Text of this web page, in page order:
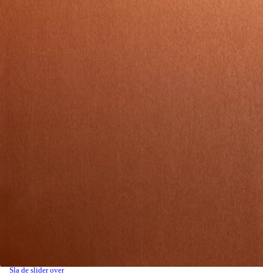
Sla de slider over